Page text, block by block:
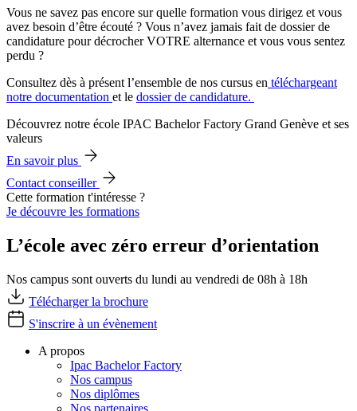
Vous ne savez pas encore sur quelle formation vous dirigez et vous
avez besoin d’être écouté ? Vous n’avez jamais fait de dossier de
candidature pour décrocher VOTRE alternance et vous vous sentez
perdu ?
Consultez dès à présent l’ensemble de nos cursus en téléchargeant
notre documentation et le dossier de candidature.
Découvrez notre école IPAC Bachelor Factory Grand Genève et ses
valeurs
En savoir plus
Contact conseiller
Cette formation t'intéresse ?
Je découvre les formations
L’école avec zéro erreur d’orientation
Nos campus sont ouverts du lundi au vendredi de 08h à 18h
Télécharger la brochure
S'inscrire à un évènement
A propos
Ipac Bachelor Factory
Nos campus
Nos diplômes
Nos partenaires